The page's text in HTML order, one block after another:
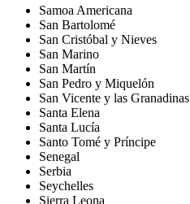
Samoa Americana
San Bartolomé
San Cristóbal y Nieves
San Marino
San Martín
San Pedro y Miquelón
San Vicente y las Granadinas
Santa Elena
Santa Lucía
Santo Tomé y Príncipe
Senegal
Serbia
Seychelles
Sierra Leona